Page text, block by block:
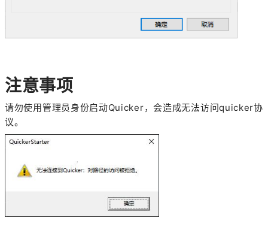
注意事项
请勿使用管理员身份启动Quicker，会造成无法访问quicker协
议。